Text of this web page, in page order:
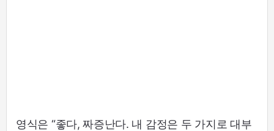
영식은 “좋다, 짜증난다. 내 감정은 두 가지로 대부